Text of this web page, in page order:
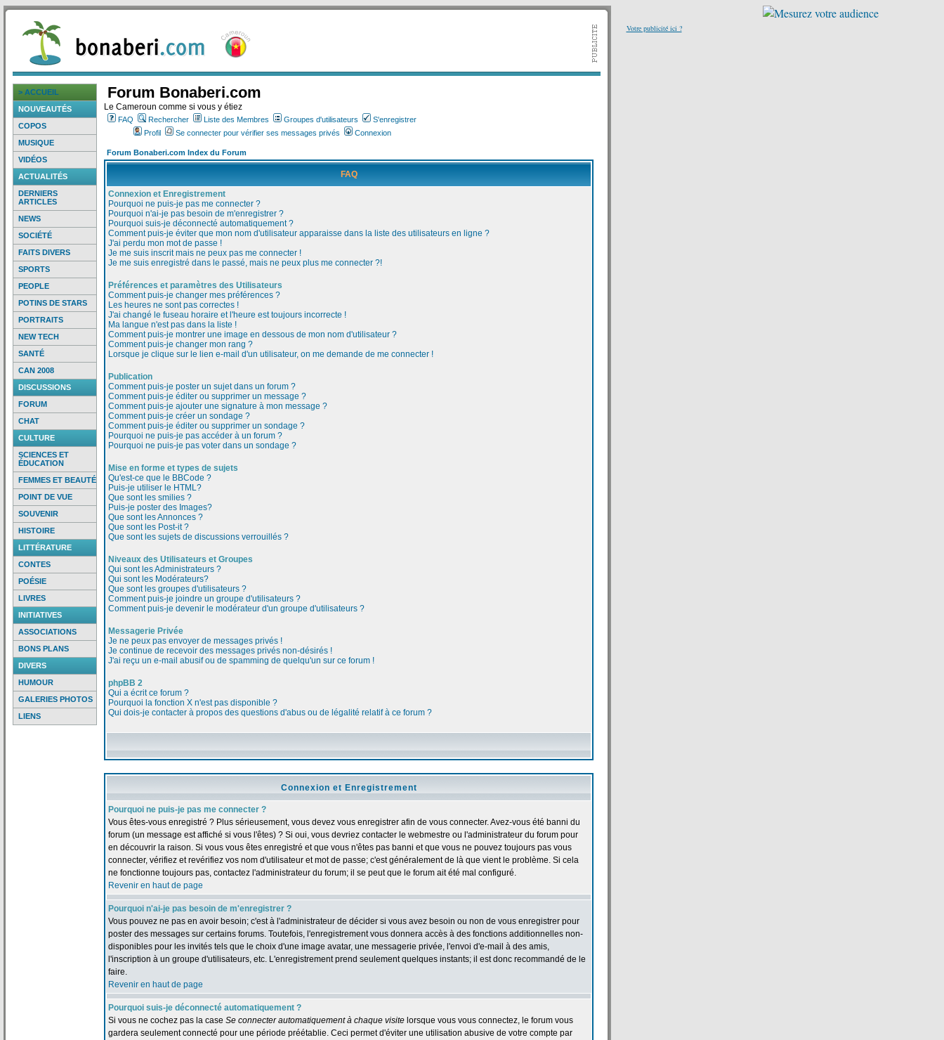
> ACCUEIL
NOUVEAUTÉS
COPOS
MUSIQUE
VIDÉOS
ACTUALITÉS
DERNIERS
ARTICLES
NEWS
SOCIÉTÉ
FAITS DIVERS
SPORTS
PEOPLE
POTINS DE STARS
PORTRAITS
NEW TECH
SANTÉ
CAN 2008
DISCUSSIONS
FORUM
CHAT
CULTURE
SCIENCES ET
ÉDUCATION
FEMMES ET BEAUTÉ
POINT DE VUE
SOUVENIR
HISTOIRE
LITTÉRATURE
CONTES
POÉSIE
LIVRES
INITIATIVES
ASSOCIATIONS
BONS PLANS
DIVERS
HUMOUR
GALERIES PHOTOS
LIENS
Forum Bonaberi.com
Le Cameroun comme si vous y étiez
FAQ Rechercher Liste des Membres Groupes d'utilisateurs
S'enregistrer
Profil
Se connecter pour vérifier ses messages privés Connexion
Forum Bonaberi.com Index du Forum
FAQ
Connexion et Enregistrement
Pourquoi ne puis-je pas me connecter ?
Pourquoi n'ai-je pas besoin de m'enregistrer ?
Pourquoi suis-je déconnecté automatiquement ?
Comment puis-je éviter que mon nom d'utilisateur apparaisse dans la liste des utilisateurs en ligne ?
J'ai perdu mon mot de passe !
Je me suis inscrit mais ne peux pas me connecter !
Je me suis enregistré dans le passé, mais ne peux plus me connecter ?!
Préférences et paramètres des Utilisateurs
Comment puis-je changer mes préférences ?
Les heures ne sont pas correctes !
J'ai changé le fuseau horaire et l'heure est toujours incorrecte !
Ma langue n'est pas dans la liste !
Comment puis-je montrer une image en dessous de mon nom d'utilisateur ?
Comment puis-je changer mon rang ?
Lorsque je clique sur le lien e-mail d'un utilisateur, on me demande de me connecter !
Publication
Comment puis-je poster un sujet dans un forum ?
Comment puis-je éditer ou supprimer un message ?
Comment puis-je ajouter une signature à mon message ?
Comment puis-je créer un sondage ?
Comment puis-je éditer ou supprimer un sondage ?
Pourquoi ne puis-je pas accéder à un forum ?
Pourquoi ne puis-je pas voter dans un sondage ?
Mise en forme et types de sujets
Qu'est-ce que le BBCode ?
Puis-je utiliser le HTML?
Que sont les smilies ?
Puis-je poster des Images?
Que sont les Annonces ?
Que sont les Post-it ?
Que sont les sujets de discussions verrouillés ?
Niveaux des Utilisateurs et Groupes
Qui sont les Administrateurs ?
Qui sont les Modérateurs?
Que sont les groupes d'utilisateurs ?
Comment puis-je joindre un groupe d'utilisateurs ?
Comment puis-je devenir le modérateur d'un groupe d'utilisateurs ?
Messagerie Privée
Je ne peux pas envoyer de messages privés !
Je continue de recevoir des messages privés non-désirés !
J'ai reçu un e-mail abusif ou de spamming de quelqu'un sur ce forum !
phpBB 2
Qui a écrit ce forum ?
Pourquoi la fonction X n'est pas disponible ?
Qui dois-je contacter à propos des questions d'abus ou de légalité relatif à ce forum ?
Connexion et Enregistrement
Pourquoi ne puis-je pas me connecter ?
Vous êtes-vous enregistré ? Plus sérieusement, vous devez vous enregistrer afin de vous connecter. Avez-vous été banni du
forum (un message est affiché si vous l'êtes) ? Si oui, vous devriez contacter le webmestre ou l'administrateur du forum pour
en découvrir la raison. Si vous vous êtes enregistré et que vous n'êtes pas banni et que vous ne pouvez toujours pas vous
connecter, vérifiez et revérifiez vos nom d'utilisateur et mot de passe; c'est généralement de là que vient le problème. Si cela
ne fonctionne toujours pas, contactez l'administrateur du forum; il se peut que le forum ait été mal configuré.
Revenir en haut de page
Pourquoi n'ai-je pas besoin de m'enregistrer ?
Vous pouvez ne pas en avoir besoin; c'est à l'administrateur de décider si vous avez besoin ou non de vous enregistrer pour
poster des messages sur certains forums. Toutefois, l'enregistrement vous donnera accès à des fonctions additionnelles non-
disponibles pour les invités tels que le choix d'une image avatar, une messagerie privée, l'envoi d'e-mail à des amis,
l'inscription à un groupe d'utilisateurs, etc. L'enregistrement prend seulement quelques instants; il est donc recommandé de le
faire.
Revenir en haut de page
Pourquoi suis-je déconnecté automatiquement ?
Si vous ne cochez pas la case Se connecter automatiquement à chaque visite lorsque vous vous connectez, le forum vous
gardera seulement connecté pour une période préétablie. Ceci permet d'éviter une utilisation abusive de votre compte par
Votre publicité ici ?